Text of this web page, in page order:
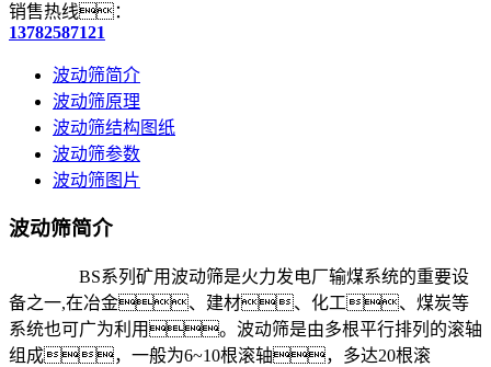
销售热线：
13782587121
波动筛简介
波动筛原理
波动筛结构图纸
波动筛参数
波动筛图片
波动筛简介
BS系列矿用波动筛是火力发电厂输煤系统的重要设
备之一,在冶金、建材、化工、煤炭等
系统也可广为利用。波动筛是由多根平行排列的滚轴
组成，一般为6~10根滚轴，多达20根滚